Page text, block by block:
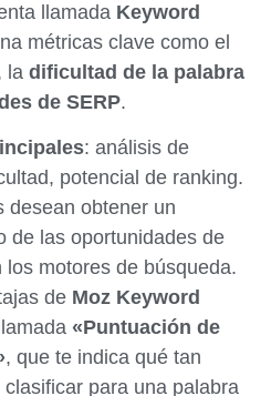
llamada Keyword
métricas clave como el
la dificultad de la palabra
de SERP.
: análisis de
potencial de ranking.
desean obtener un
de las oportunidades de
los motores de búsqueda.
de Moz Keyword
«Puntuación de
, que te indica qué tan
para una palabra